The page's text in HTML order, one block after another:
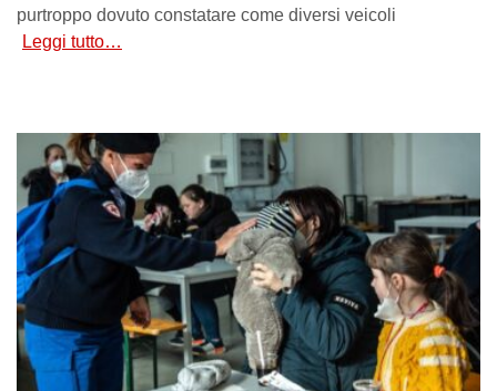
purtroppo dovuto constatare come diversi veicoli
Leggi tutto…